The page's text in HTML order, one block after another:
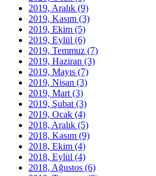
2019, Aralık (9)
2019, Kasım (3)
2019, Ekim (5)
2019, Eylül (6)
2019, Temmuz (7)
2019, Haziran (3)
2019, Mayıs (7)
2019, Nisan (3)
2019, Mart (3)
2019, Şubat (3)
2019, Ocak (4)
2018, Aralık (5)
2018, Kasım (9)
2018, Ekim (4)
2018, Eylül (4)
2018, Ağustos (6)